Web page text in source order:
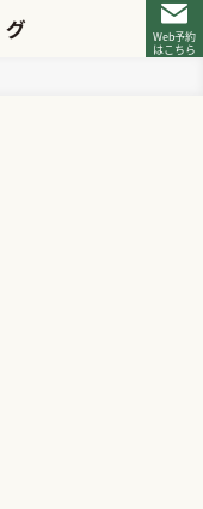
Web予約
はこちら